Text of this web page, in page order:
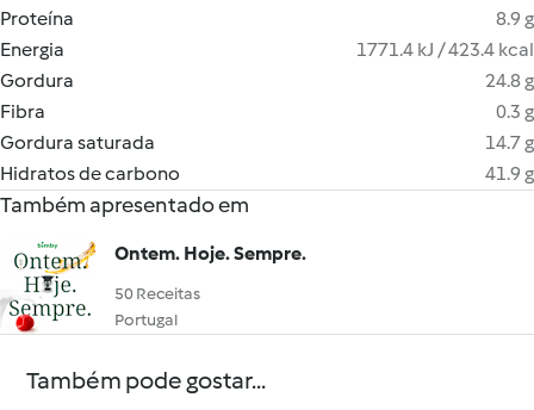
Proteína
8.9 g
Energia
1771.4 kJ / 423.4 kcal
Gordura
24.8 g
Fibra
0.3 g
Gordura saturada
14.7 g
Hidratos de carbono
41.9 g
Também apresentado em
Ontem. Hoje. Sempre.
50 Receitas
Portugal
Também pode gostar...